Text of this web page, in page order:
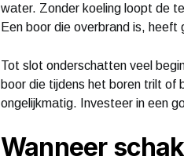
water. Zonder koeling loopt de
Een boor die overbrand is,
Tot slot onderschatten veel
boor die tijdens het boren trilt of
ongelijkmatig. Investeer in een
Wanneer